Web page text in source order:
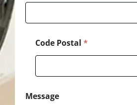
Code Postal *
Message